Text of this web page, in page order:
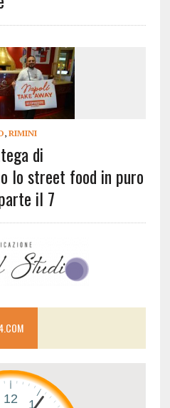
, RIMINI
di
lo street food in puro
il 7